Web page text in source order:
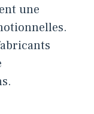
une